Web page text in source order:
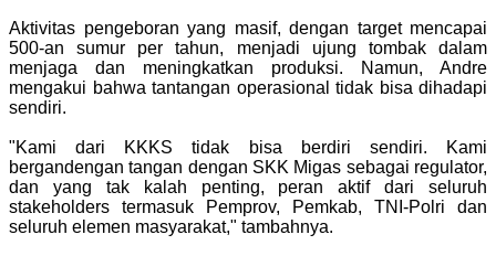
Aktivitas pengeboran yang masif, dengan target mencapai
500-an sumur per tahun, menjadi ujung tombak dalam
menjaga dan meningkatkan produksi. Namun, Andre
mengakui bahwa tantangan operasional tidak bisa dihadapi
sendiri.
"Kami dari KKKS tidak bisa berdiri sendiri. Kami
bergandengan tangan dengan SKK Migas sebagai regulator,
dan yang tak kalah penting, peran aktif dari seluruh
stakeholders termasuk Pemprov, Pemkab, TNI-Polri dan
seluruh elemen masyarakat," tambahnya.